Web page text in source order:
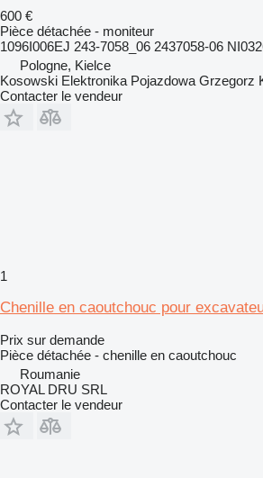
600 €
Pièce détachée - moniteur
1096I006EJ 243-7058_06 2437058-06
Pologne, Kielce
Kosowski Elektronika Pojazdowa Grzegorz
Contacter le vendeur
1
Chenille en caoutchouc pour
Prix sur demande
Pièce détachée - chenille en caoutchouc
Roumanie
ROYAL DRU SRL
Contacter le vendeur